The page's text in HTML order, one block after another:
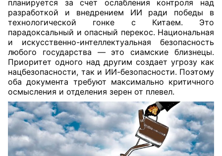
планируется за счет ослабления контроля над
разработкой и внедрением ИИ ради победы в
технологической гонке с Китаем. Это
парадоксальный и опасный перекос. Национальная
и искусственно-интеллектуальная безопасность
любого государства — это сиамские близнецы.
Приоритет одного над другим создает угрозу как
нацбезопасности, так и ИИ-безопасности. Поэтому
оба документа требуют максимально критичного
осмысления и отделения зерен от плевел.